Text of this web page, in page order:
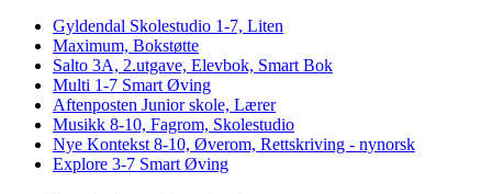
Gyldendal Skolestudio 1-7, Liten
Maximum, Bokstøtte
Salto 3A, 2.utgave, Elevbok, Smart Bok
Multi 1-7 Smart Øving
Aftenposten Junior skole, Lærer
Musikk 8-10, Fagrom, Skolestudio
Nye Kontekst 8-10, Øverom, Rettskriving - nynorsk
Explore 3-7 Smart Øving